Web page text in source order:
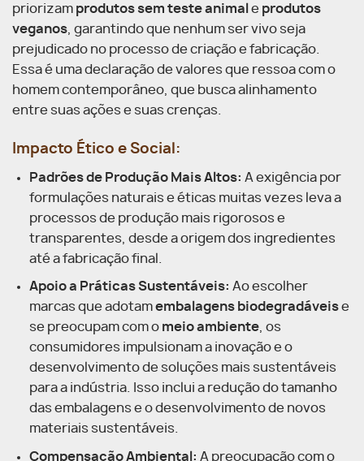
priorizam produtos sem teste animal e produtos
veganos , garantindo que nenhum ser vivo seja
prejudicado no processo de criação e fabricação.
Essa é uma declaração de valores que ressoa com o
homem contemporâneo, que busca alinhamento
entre suas ações e suas crenças.
Impacto Ético e Social:
Padrões de Produção Mais Altos: A exigência por
formulações naturais e éticas muitas vezes leva a
processos de produção mais rigorosos e
transparentes, desde a origem dos ingredientes
até a fabricação final.
Apoio a Práticas Sustentáveis: Ao escolher
marcas que adotamembalagens biodegradáveise
se preocupam com o meio ambiente, os
consumidores impulsionam a inovação e o
desenvolvimento de soluções mais sustentáveis
para a indústria. Isso inclui a redução do tamanho
das embalagens e o desenvolvimento de novos
materiais sustentáveis.
Compensação Ambiental: A preocupação com o